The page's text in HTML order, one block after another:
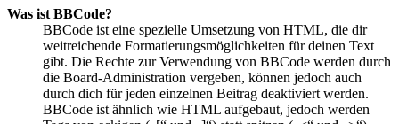
Was ist BBCode?
BBCode ist eine spezielle Umsetzung von HTML, die dir
weitreichende Formatierungsmöglichkeiten für deinen Text
gibt. Die Rechte zur Verwendung von BBCode werden durch
die Board-Administration vergeben, können jedoch auch
durch dich für jeden einzelnen Beitrag deaktiviert werden.
BBCode ist ähnlich wie HTML aufgebaut, jedoch werden